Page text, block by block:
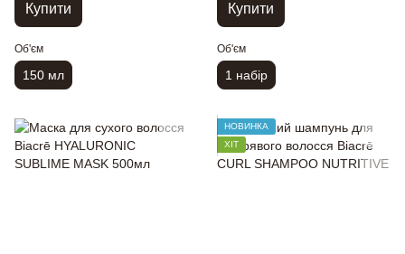
Купити
Об'єм
150 мл
Купити
Об'єм
1 набір
НОВИНКА
ХІТ